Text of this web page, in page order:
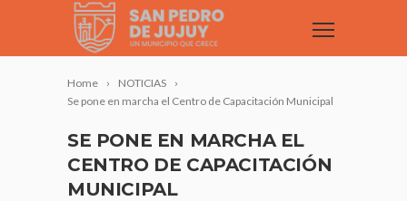
Home
NOTICIAS
Se pone en marcha el Centro de Capacitación Municipal
SE PONE EN MARCHA EL
CENTRO DE CAPACITACIÓN
MUNICIPAL